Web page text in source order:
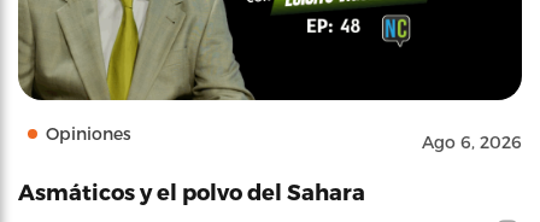
Opiniones Ago 6, 2026
Asmáticos y el polvo del Sahara